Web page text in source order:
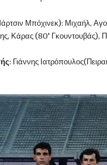
Μπόχινεκ): Μιχαήλ,
Κάρας (80' Γκουντουβάς),
: Γιάννης